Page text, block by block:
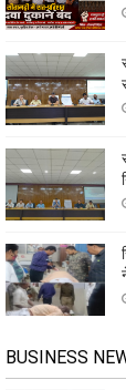
BUSINESS